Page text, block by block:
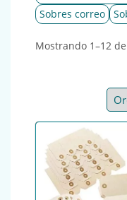
Sobres correo
Mostrando 1–12